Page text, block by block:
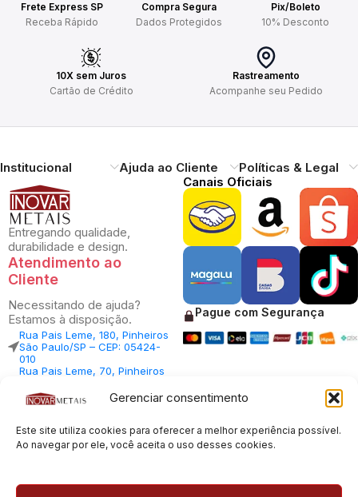
Gerenciar consentimento
Este site utiliza cookies para oferecer a melhor experiência possível.
Ao navegar por ele, você aceita o uso desses cookies.
Frete Express SP
Receba Rápido
Compra Segura
Dados Protegidos
Pix/Boleto
10% Desconto
10X sem Juros
Cartão de Crédito
Rastreamento
Acompanhe seu Pedido
Institucional Ajuda ao Cliente Políticas & Legal
Entregando qualidade,
durabilidade e design.
Atendimento ao
Cliente
Necessitando de ajuda?
Estamos à disposição.
Rua Pais Leme, 180, Pinheiros
São Paulo/SP – CEP: 05424-
010
Rua Pais Leme, 70, Pinheiros
010
Central Vendas: (11) 98812-
Central Atendimento: (11)
94535-7237
Canais Oficiais
Pague com Segurança